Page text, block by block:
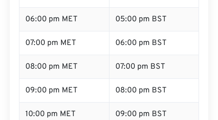
06:00 pm MET 05:00 pm BST
07:00 pm MET 06:00 pm BST
08:00 pm MET 07:00 pm BST
09:00 pm MET 08:00 pm BST
10:00 pm MET 09:00 pm BST